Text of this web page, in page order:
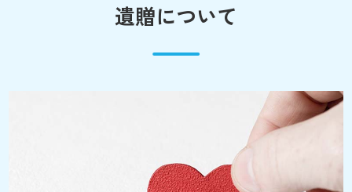
遺贈について